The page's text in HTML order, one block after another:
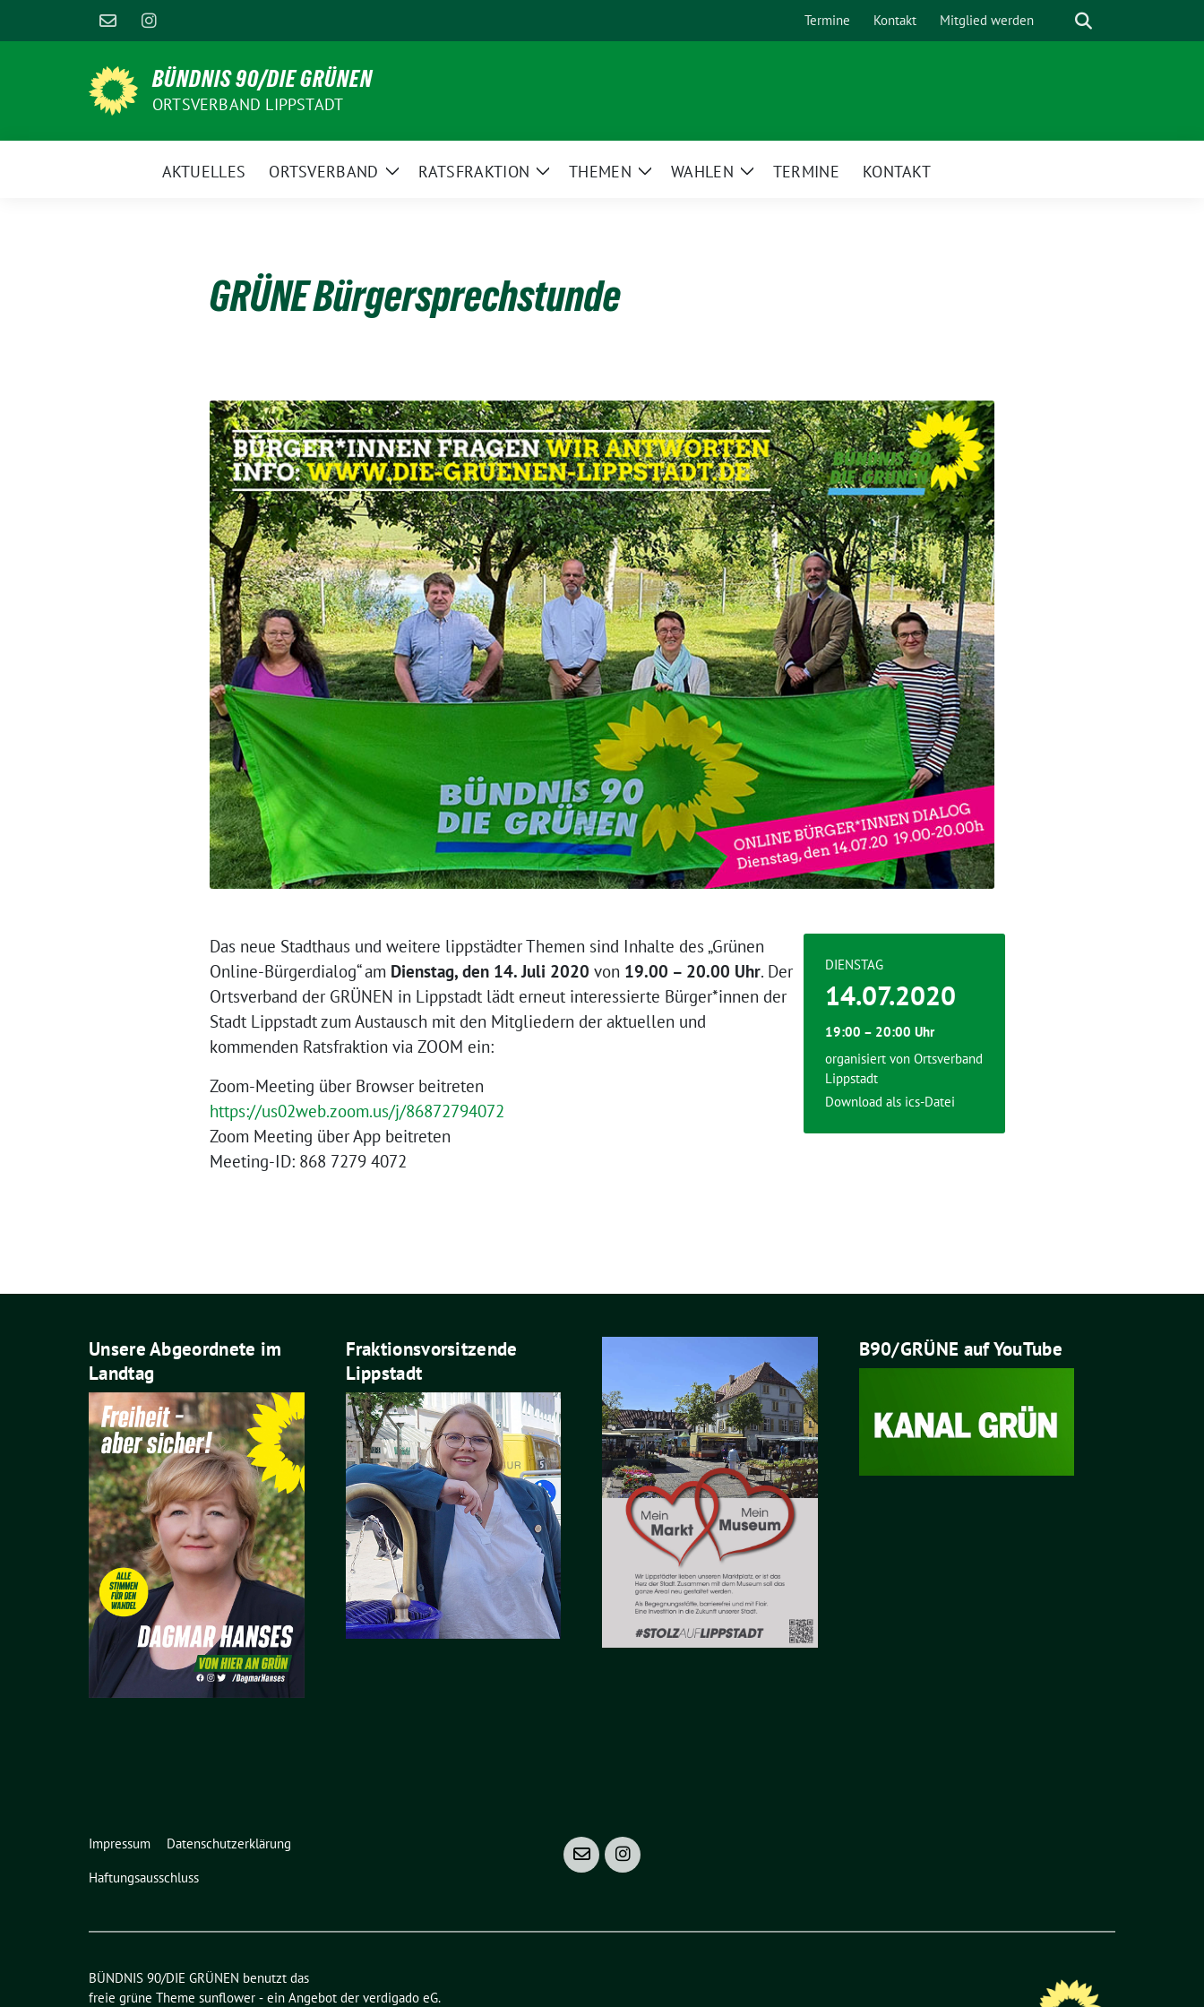
zum
Termine Kontakt Mitglied werden Suche
BÜNDNIS 90/DIE GRÜNEN
ORTSVERBAND LIPPSTADT
AKTUELLES ORTSVERBAND
ZeigeRATSFRAKTION
ZeigeTHEMEN
ZeigeWAHLEN
ZeigeTERMINE KONTAKT
GRÜNE Bürgersprechstunde
Das neue Stadthaus und weitere lippstädter Themen sind Inhalte des „Grünen
Online-Bürgerdialog“ am Dienstag, den 14. Juli 2020 von 19.00 – 20.00 Uhr. Der
Ortsverband der GRÜNEN in Lippstadt lädt erneut interessierte Bürger*innen der
Stadt Lippstadt zum Austausch mit den Mitgliedern der aktuellen und
kommenden Ratsfraktion via ZOOM ein:
Zoom-Meeting über Browser beitreten
https://us02web.zoom.us/j/86872794072
Zoom Meeting über App beitreten
Meeting-ID: 868 7279 4072
DIENSTAG
14.07.2020
19:00 – 20:00 Uhr
organisiert von Ortsverband
Lippstadt
Download als ics-Datei
Unsere Abgeordnete im
Landtag
Fraktionsvorsitzende
Lippstadt
B90/GRÜNE auf YouTube
Impressum
Datenschutzerklärung
Haftungsausschluss
BÜNDNIS 90/DIE GRÜNEN benutzt das
freie grüne Theme sunflower ‐ ein Angebot der verdigado eG.